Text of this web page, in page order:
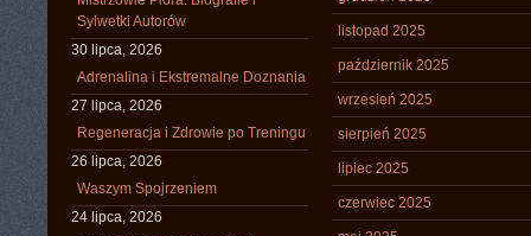
Sylwetki Autorów
30 lipca, 2026
Adrenalina i Ekstremalne Doznania
27 lipca, 2026
Regeneracja i Zdrowie po Treningu
26 lipca, 2026
Waszym Spojrzeniem
24 lipca, 2026
listopad 2025
październik 2025
wrzesień 2025
sierpień 2025
lipiec 2025
czerwiec 2025